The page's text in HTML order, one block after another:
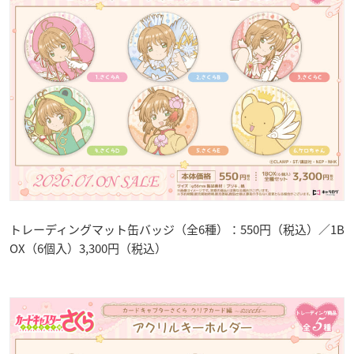
トレーディングマット缶バッジ（全6種）：550円（税込）／1B
OX（6個入）3,300円（税込）